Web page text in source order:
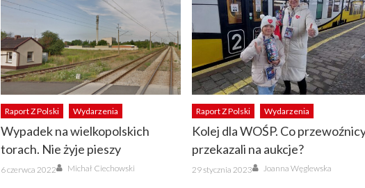
Raport Z Polski Wydarzenia
Wypadek na wielkopolskich
torach. Nie żyje pieszy
Posted
on
6 czerwca 2022 Author
Michał Ciechowski
Raport Z Polski Wydarzenia
Kolej dla WOŚP. Co
przekazali na aukcje?
Posted
on
29 stycznia 2023 Author
Joanna Węglewska